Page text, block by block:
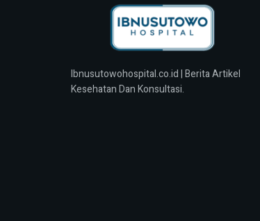
Ibnusutowohospital.co.id | Berita Artikel
Kesehatan Dan Konsultasi.